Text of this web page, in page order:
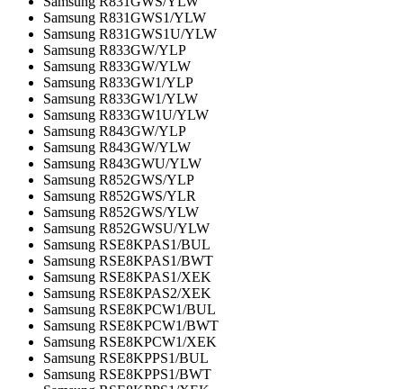
Samsung R831GWS1/YLW
Samsung R831GWS1U/YLW
Samsung R833GW/YLP
Samsung R833GW/YLW
Samsung R833GW1/YLP
Samsung R833GW1/YLW
Samsung R833GW1U/YLW
Samsung R843GW/YLP
Samsung R843GW/YLW
Samsung R843GWU/YLW
Samsung R852GWS/YLP
Samsung R852GWS/YLR
Samsung R852GWS/YLW
Samsung R852GWSU/YLW
Samsung RSE8KPAS1/BUL
Samsung RSE8KPAS1/BWT
Samsung RSE8KPAS1/XEK
Samsung RSE8KPAS2/XEK
Samsung RSE8KPCW1/BUL
Samsung RSE8KPCW1/BWT
Samsung RSE8KPCW1/XEK
Samsung RSE8KPPS1/BUL
Samsung RSE8KPPS1/BWT